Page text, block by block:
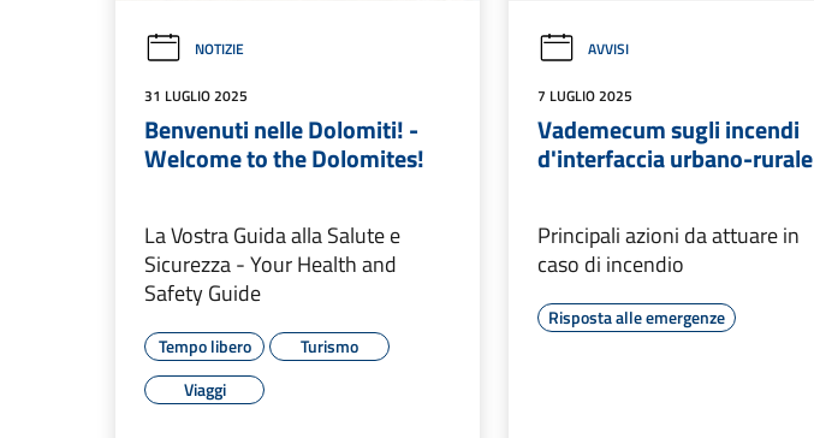
NOTIZIE
31 LUGLIO 2025
Benvenuti nelle Dolomiti! -
Welcome to the Dolomites!
La Vostra Guida alla Salute e
Sicurezza - Your Health and
Safety Guide
Tempo libero
Turismo
Viaggi
AVVISI
7 LUGLIO 2025
Vademecum sugli incendi
d'interfaccia urbano-rurale
Principali azioni da attuare in
caso di incendio
Risposta alle emergenze